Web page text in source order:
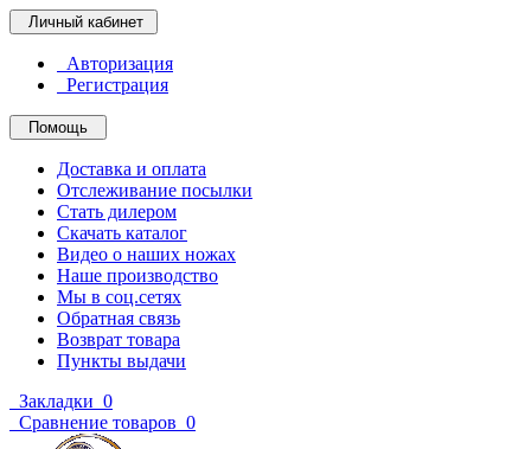
Личный кабинет
Авторизация
Регистрация
Помощь
Доставка и оплата
Отслеживание посылки
Стать дилером
Скачать каталог
Видео о наших ножах
Наше производство
Мы в соц.сетях
Обратная связь
Возврат товара
Пункты выдачи
Закладки 0
Сравнение товаров 0